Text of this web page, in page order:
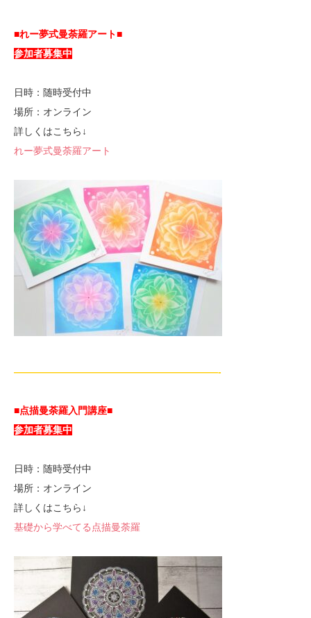
■れー夢式曼荼羅アート■
参加者募集中
日時：随時受付中
場所：オンライン
詳しくはこちら↓
れー夢式曼荼羅アート
—————————————————————-
■点描曼荼羅入門講座■
参加者募集中
日時：随時受付中
場所：オンライン
詳しくはこちら↓
基礎から学べてる点描曼荼羅